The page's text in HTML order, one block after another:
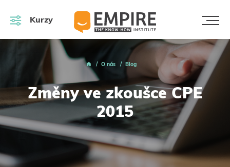
Kurzy
O nás Blog
Změny ve zkoušce CPE
2015